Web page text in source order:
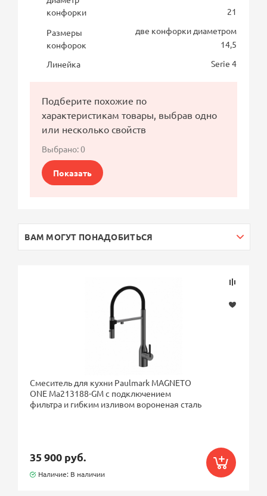
конфорки
21
Размеры
конфорок
две конфорки диаметром
14,5
Линейка
Serie 4
Подберите похожие по
характеристикам товары, выбрав одно
или несколько свойств
Выбрано:0
Показать
ВАМ МОГУТ ПОНАДОБИТЬСЯ
Смеситель для кухни Paulmark MAGNETO
ONE Ma213188-GM с подключением
фильтра и гибким изливом вороненая сталь
35 900 руб.
Наличие: В наличии